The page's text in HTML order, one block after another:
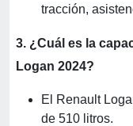
tracción,
3. ¿Cuál es la
Logan 2024?
El Renault
de 510 litros.